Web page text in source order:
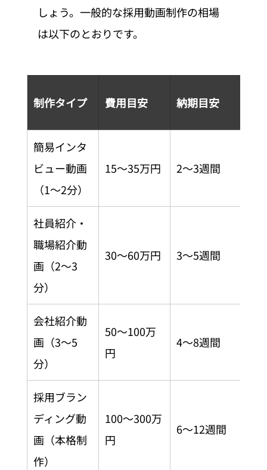
しょう。一般的な採用動画制作の相場
は以下のとおりです。
制作タイプ 費用目安 納期目安
簡易インタ
ビュー動画
（1〜2分）
15〜35万円 2〜3週間
社員紹介・
職場紹介動
画（2〜3
分）
30〜60万円 3〜5週間
会社紹介動
画（3〜5
分）
50〜100万
円
4〜8週間
採用ブラン
ディング動
画（本格制
作）
100〜300万
円
6〜12週間